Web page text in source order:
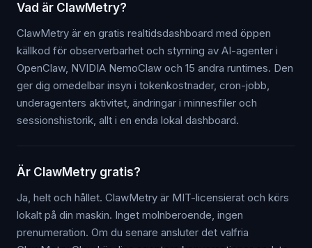
Vad är ClawMetry?
ClawMetry är en gratis realtidsdashboard med öppen
källkod för observerbarhet och styrning av AI-agenter i
OpenClaw, NVIDIA NemoClaw och 15 andra runtimes. Den
ger dig omedelbar insyn i tokenkostnader, cron-jobb,
underagenters aktivitet, ändringar i minnesfiler och
sessionshistorik, allt i en enda lokal dashboard.
Är ClawMetry gratis?
Ja, helt och hållet. ClawMetry är MIT-licensierat och körs
lokalt på din maskin. Inget molnberoende, ingen
prenumeration. Om du senare ansluter det valfria